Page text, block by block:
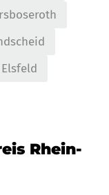
Elsfeld
Rhein-